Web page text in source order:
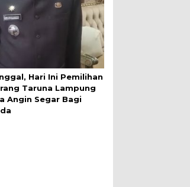
Hari Ini Pemilihan
Taruna Lampung
Angin Segar Bagi